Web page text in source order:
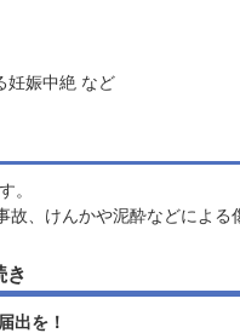
妊娠中絶 など
。
故、けんかや泥酔などによる
き
出を！